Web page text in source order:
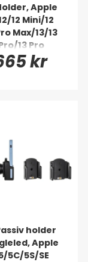
Apple
12 Mini/12
Max/13/13
13 Pro
Plus m. fl.
kr
holder
Apple
5C/5S/SE